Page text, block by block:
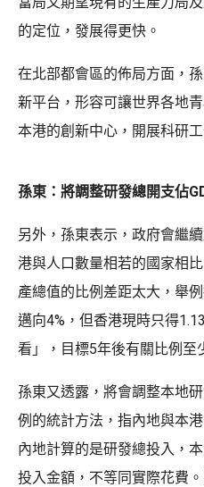
的定位，發展得更快。
在北部都會區的佈局方面，
新平台，形容可讓世界各地
本港的創新中心，開展科研工
孫東：將調整研發總開支佔
另外，孫東表示，政府會繼
港與人口數量相若的國家相
產總值的比例差距太大，舉
邁向4%，但香港現時只得
看」，目標5年後有關比例至
孫東又透露，將會調整本地
例的統計方法，指內地與本
內地計算的是研發總投入，
投入金額，不等同實際花費